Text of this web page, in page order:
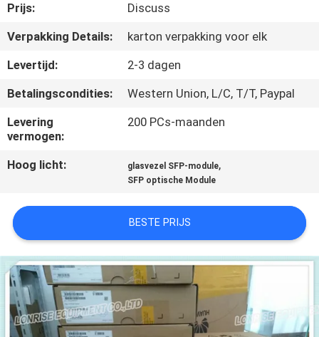
NEEM
CONTACT
ONS
OP
NIEUWS
GEVALLEN
SITEMAP
PRIVACYBELEID
Prijs:
Discuss
Verpakking Details:
karton verpakking voor elk
Levertijd:
2-3 dagen
Betalingscondities:
Western Union, L/C, T/T, Paypal
Levering
vermogen:
200 PCs-maanden
Hoog licht: glasvezel SFP-module,
SFP optische Module
BESTE PRIJS